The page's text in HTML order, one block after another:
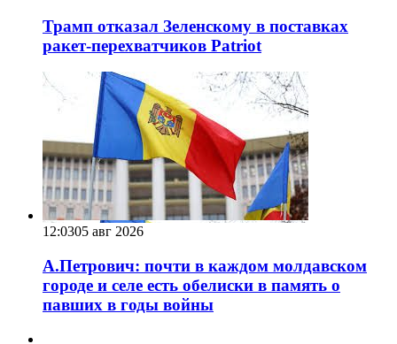
Трамп отказал Зеленскому в поставках
ракет-перехватчиков Patriot
12:0305 авг 2026
А.Петрович: почти в каждом молдавском
городе и селе есть обелиски в память о
павших в годы войны